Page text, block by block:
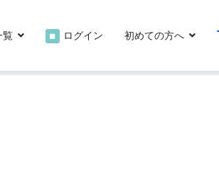
覧 ■ ログイン 初めての方へ